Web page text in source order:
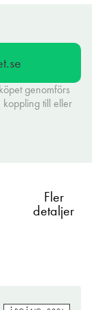
genomförs
koppling till eller
Fler
detaljer